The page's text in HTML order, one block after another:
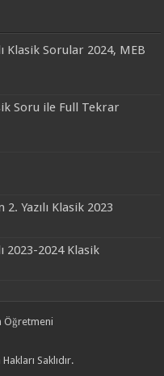
Klasik Sorular 2024, MEB
Soru ile Full Tekrar
Yazılı Klasik 2023
2023-2024 Klasik
Öğretmeni
Saklıdır.